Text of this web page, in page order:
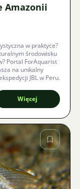
Amazonii
w praktyce?
środowisku
Portal ForAquarist
na unikalny
JBL w Peru.
Więcej